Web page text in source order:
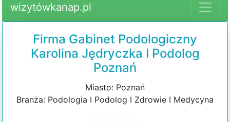
wizytówkanap.pl
Firma Gabinet Podologiczny
Karolina Jędryczka I Podolog
Poznań
Miasto: Poznań
Branża: Podologia I Podolog I Zdrowie I Medycyna